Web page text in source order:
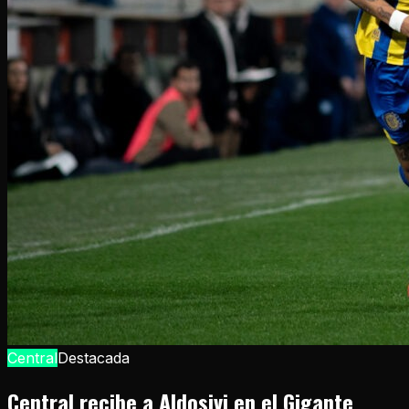
CentralDestacada
Central recibe a Aldosivi en el Gigante